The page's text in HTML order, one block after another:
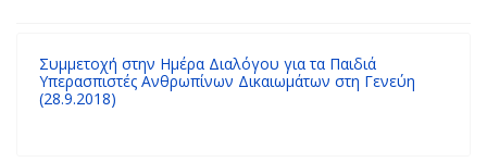
Συμμετοχή στην Ημέρα Διαλόγου για τα Παιδιά
Υπερασπιστές Ανθρωπίνων Δικαιωμάτων στη Γενεύη
(28.9.2018)